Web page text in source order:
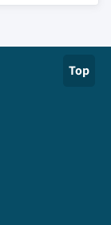
Top